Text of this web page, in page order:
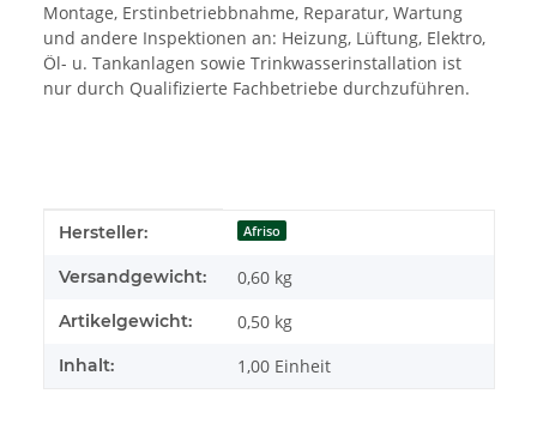
Montage, Erstinbetriebbnahme, Reparatur, Wartung
und andere Inspektionen an: Heizung, Lüftung, Elektro,
Öl- u. Tankanlagen sowie Trinkwasserinstallation ist
nur durch Qualifizierte Fachbetriebe durchzuführen.
Produkteigenschaft
Wert
Hersteller: Afriso
Versandgewicht: 0,60 kg
Artikelgewicht: 0,50 kg
Inhalt: 1,00 Einheit